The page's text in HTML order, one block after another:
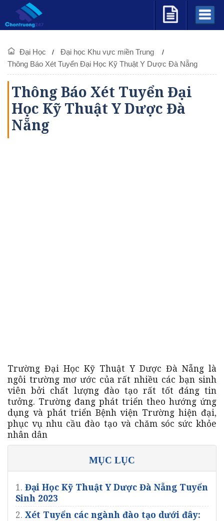
Đại Học
Đại học Khu vực miền Trung
Thông Báo Xét Tuyển Đại Học Kỹ Thuật Y Dược Đà Nẵng
Thông Báo Xét Tuyển Đại
Học Kỹ Thuật Y Dược Đà
Nẵng
Trường Đại Học Kỹ Thuật Y Dược Đà Nẵng là
ngôi trường mơ ước của rất nhiều các bạn sinh
viên bởi chất lượng đào tạo rất tốt đáng tin
tưởng. Trường đang phát triển theo hướng ứng
dụng và phát triển Bệnh viện Trường hiện đại,
phục vụ nhu cầu đào tạo và chăm sóc sức khỏe
nhân dân
MỤC LỤC
1. Đại Học Kỹ Thuật Y Dược Đà Nẵng Tuyển
Sinh 2023
2. Xét Tuyển các ngành đào tạo dưới đây: